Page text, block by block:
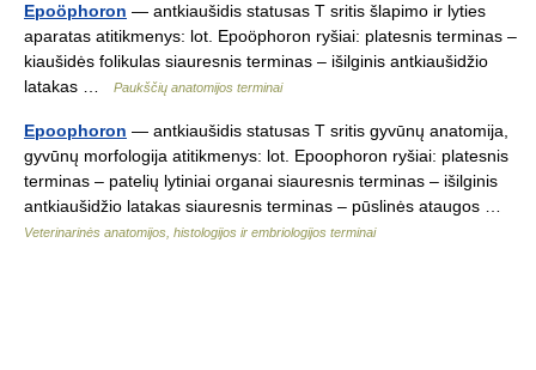
Epoöphoron — antkiaušidis statusas T sritis šlapimo ir lyties
aparatas atitikmenys: lot. Epoöphoron ryšiai: platesnis terminas –
kiaušidės folikulas siauresnis terminas – išilginis antkiaušidžio
latakas …
Paukščių anatomijos terminai
Epoophoron — antkiaušidis statusas T sritis gyvūnų anatomija,
gyvūnų morfologija atitikmenys: lot. Epoophoron ryšiai: platesnis
terminas – patelių lytiniai organai siauresnis terminas – išilginis
antkiaušidžio latakas siauresnis terminas – pūslinės ataugos …
Veterinarinės anatomijos, histologijos ir embriologijos terminai